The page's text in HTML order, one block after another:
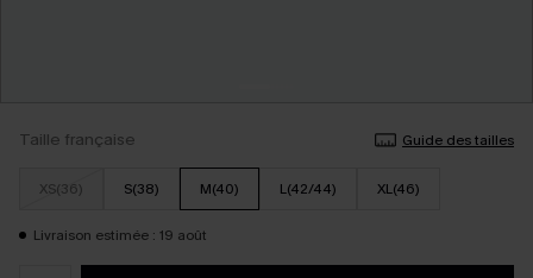
Taille française Guide des tailles
XS(36) S(38) M(40) L(42/44) XL(46)
Livraison estimée : 19 août